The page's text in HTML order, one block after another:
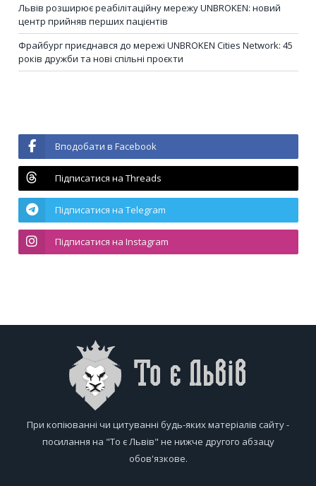
Львів розширює реабілітаційну мережу UNBROKEN: новий
центр прийняв перших пацієнтів
Фрайбург приєднався до мережі UNBROKEN Cities Network: 45
років дружби та нові спільні проєкти
Вподобати в Facebook
Підписатися на Threads
Підписатися на Telegram
Підписатися на Instagram
При копіюванні чи цитуванні будь-яких матеріалів сайту -
посилання на "То є Львів" не нижче другого абзацу
обов'язкове.